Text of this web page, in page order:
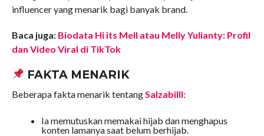
influencer yang menarik bagi banyak brand.
Baca juga: Biodata Hi its Mell atau Melly Yulianty: Profil
dan Video Viral di TikTok
FAKTA MENARIK
Beberapa fakta menarik tentangSalzabilll:
Ia memutuskan memakai hijab dan menghapus
konten lamanya saat belum berhijab.